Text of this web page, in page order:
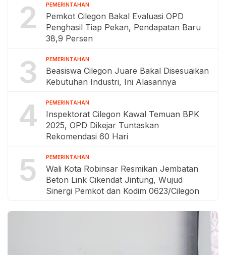
2 PEMERINTAHAN
Pemkot Cilegon Bakal Evaluasi OPD
Penghasil Tiap Pekan, Pendapatan Baru
38,9 Persen
3 PEMERINTAHAN
Beasiswa Cilegon Juare Bakal Disesuaikan
Kebutuhan Industri, Ini Alasannya
4 PEMERINTAHAN
Inspektorat Cilegon Kawal Temuan BPK
2025, OPD Dikejar Tuntaskan
Rekomendasi 60 Hari
5 PEMERINTAHAN
Wali Kota Robinsar Resmikan Jembatan
Beton Link Cikendat Jintung, Wujud
Sinergi Pemkot dan Kodim 0623/Cilegon